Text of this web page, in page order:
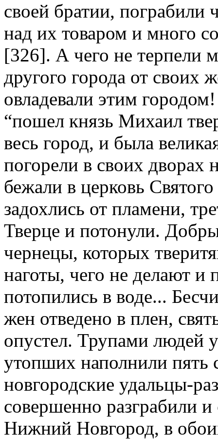
своей братии,
над их товаром и много
[326]. А чего не терпели
другого города от своих
овладевали этим
“пошел князь Михаил
весь город, и была
погорели в своих
бежали в церковь
задохлись от пламени,
Тверце и потонули.
чернецы, которых
наготы, чего не делают и
потопились в воде...
жен отведено в плен,
опустел. Трупами людей
утопших наполнили пять
новгородские удальцы-
совершенно разграбили
Нижний Новгород, в